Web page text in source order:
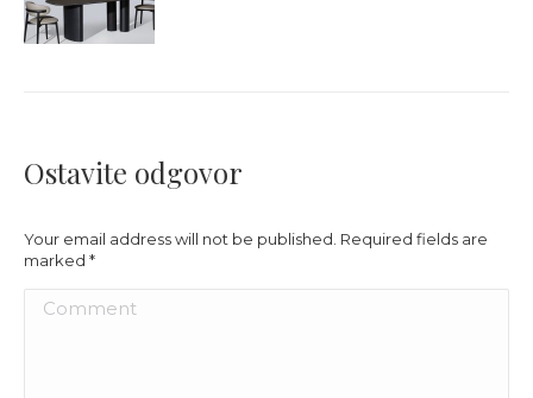
Ostavite odgovor
Your email address will not be published. Required fields are
marked *
Comment